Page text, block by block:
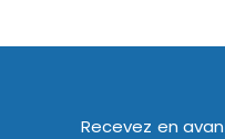
Recevez en